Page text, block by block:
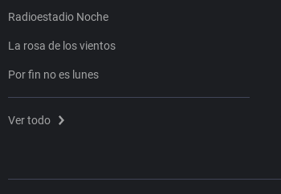
Radioestadio Noche
La rosa de los vientos
Por fin no es lunes
Ver todo